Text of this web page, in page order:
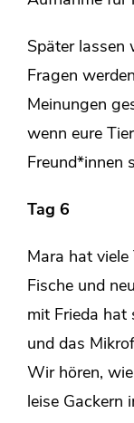
Später lassen
Fragen
Meinungen
wenn eure
Freund*innen
Tag 6
Mara hat viele
Fische und
mit Frieda hat
und das
Wir hören,
leise Gackern